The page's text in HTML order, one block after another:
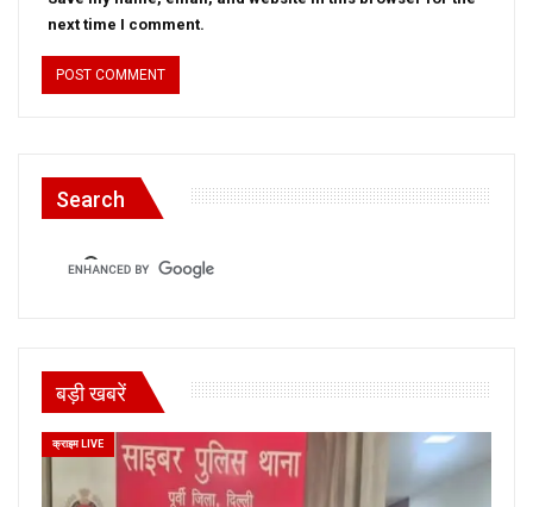
next time I comment.
Search
बड़ी खबरें
क्राइम LIVE